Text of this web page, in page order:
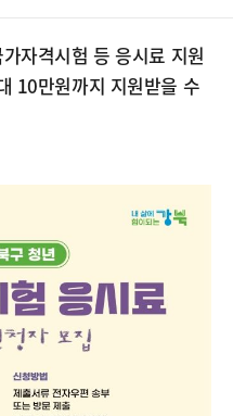
자격시험 등 응시료 지원
10만원까지 지원받을 수